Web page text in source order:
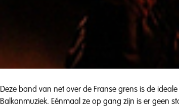
Deze band van net over de Franse grens is de
Balkanmuziek. Eénmaal ze op gang zijn is er geen